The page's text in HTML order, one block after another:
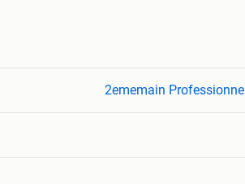
2ememain Professionnel